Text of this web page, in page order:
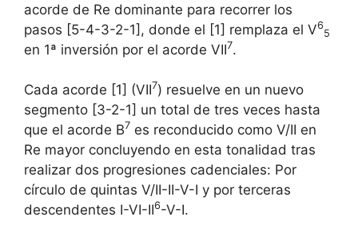
acorde de Re dominante para recorrer los
pasos [5-4-3-2-1], donde el [1] remplaza el V6
5
en 1ª inversión por el acorde VII7.
Cada acorde [1] (VII7) resuelve en un nuevo
segmento [3-2-1] un total de tres veces hasta
que el acorde B7 es reconducido como V/II en
Re mayor concluyendo en esta tonalidad tras
realizar dos progresiones cadenciales: Por
círculo de quintas V/II-II-V-I y por terceras
descendentes I-VI-II6-V-I.